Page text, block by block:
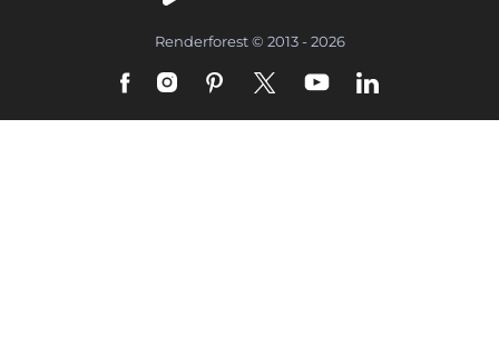
Renderforest © 2013 - 2026